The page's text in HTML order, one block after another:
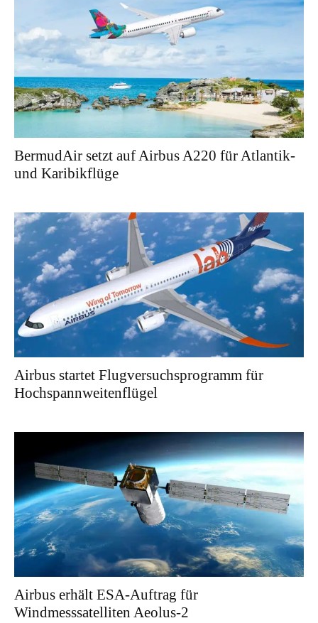
BermudAir setzt auf Airbus A220 für Atlantik-
und Karibikflüge
Airbus startet Flugversuchsprogramm für
Hochspannweitenflügel
Airbus erhält ESA-Auftrag für
Windmesssatelliten Aeolus-2